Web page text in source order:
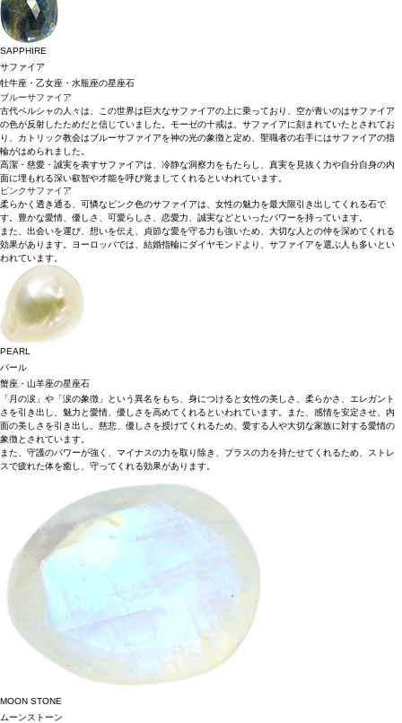
SAPPHIRE
サファイア
牡牛座・乙女座・水瓶座の星座石
ブルーサファイア
古代ペルシャの人々は、この世界は巨大なサファイアの上に乗っており、空が青いのはサファイア
の色が反射したためだと信じていました。モーゼの十戒は、サファイアに刻まれていたとされてお
り、カトリック教会はブルーサファイアを神の光の象徴と定め、聖職者の右手にはサファイアの指
輪がはめられました。
高潔・慈愛・誠実を表すサファイアは、冷静な洞察力をもたらし、真実を見抜く力や自分自身の内
面に埋もれる深い叡智や才能を呼び覚ましてくれるといわれています。
ピンクサファイア
柔らかく透き通る、可憐なピンク色のサファイアは、女性の魅力を最大限引き出してくれる石で
す。豊かな愛情、優しさ、可愛らしさ、恋愛力、誠実などといったパワーを持っています。
また、出会いを運び、想いを伝え、貞節な愛を守る力も強いため、大切な人との仲を深めてくれる
効果があります。ヨーロッパでは、結婚指輪にダイヤモンドより、サファイアを選ぶ人も多いとい
われています。
PEARL
パール
蟹座・山羊座の星座石
「月の涙」や「涙の象徴」という異名をもち、身につけると女性の美しさ、柔らかさ、エレガント
さを引き出し、魅力と愛情、優しさを高めてくれるといわれています。また、感情を安定させ、内
面の美しさを引き出し、慈悲、優しさを授けてくれるため、愛する人や大切な家族に対する愛情の
象徴とされています。
また、守護のパワーが強く、マイナスの力を取り除き、プラスの力を持たせてくれるため、ストレ
スで疲れた体を癒し、守ってくれる効果があります。
MOON STONE
ムーンストーン